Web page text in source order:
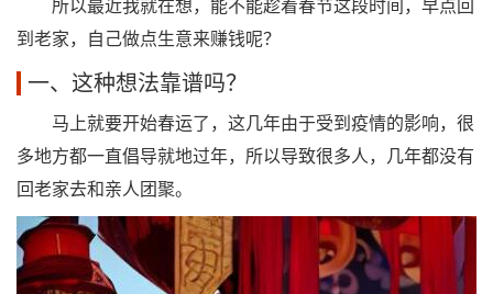
所以最近我就在想，能不能趁着春节这段时间，早点回
到老家，自己做点生意来赚钱呢？
一、这种想法靠谱吗？
马上就要开始春运了，这几年由于受到疫情的影响，很
多地方都一直倡导就地过年，所以导致很多人，几年都没有
回老家去和亲人团聚。